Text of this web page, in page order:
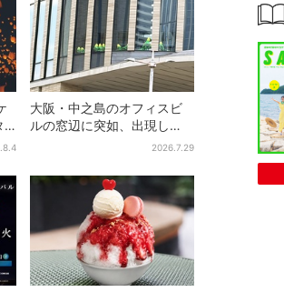
大阪・中之島のオフィスビ
ルの窓辺に突如、出現し
た……巨大インコ「何かい
その正体とは？
2026.7.29